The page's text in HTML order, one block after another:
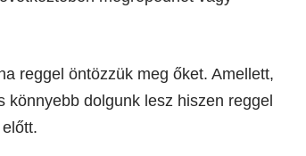
reggel öntözzük meg őket. Amellett,
dolgunk lesz hiszen reggel